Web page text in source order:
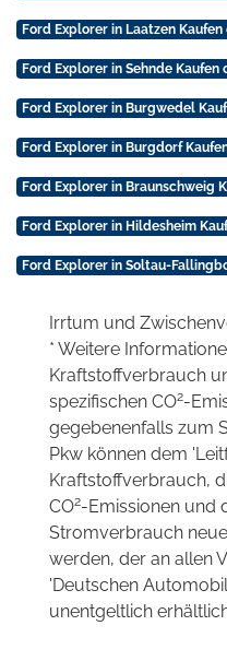
Ford Explorer in Laatzen
Ford Explorer in Sehnde Kaufen
Ford Explorer in Burgwedel
Ford Explorer in Burgdorf
Ford Explorer in Braunschweig
Ford Explorer in Hildesheim
Ford Explorer in Soltau-
Irrtum und
* Weitere
Kraftstoffverbrauch
spezifischen CO2-
gegebenenfalls zum
Pkw können dem
Kraftstoffverbrauch,
CO2-Emissionen und
Stromverbrauch
werden, der an allen
'Deutschen
unentgeltlich